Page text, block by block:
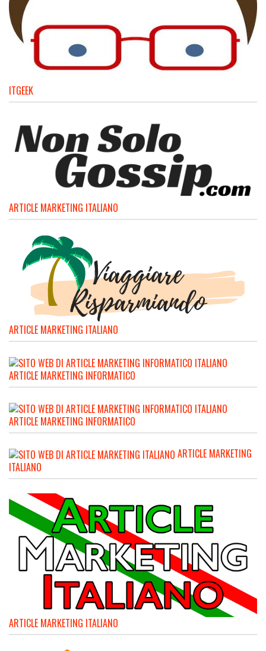
ITGEEK
ARTICLE MARKETING ITALIANO
ARTICLE MARKETING ITALIANO
ARTICLE MARKETING INFORMATICO
ARTICLE MARKETING INFORMATICO
ARTICLE MARKETING
ITALIANO
ARTICLE MARKETING ITALIANO